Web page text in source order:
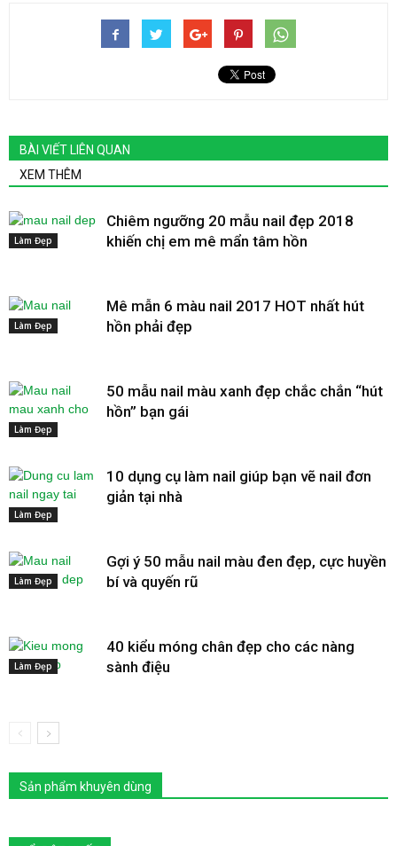
BÀI VIẾT LIÊN QUAN
XEM THÊM
Làm Đẹp
Chiêm ngưỡng 20 mẫu nail đẹp 2018
khiến chị em mê mẩn tâm hồn
Làm Đẹp
Mê mẫn 6 màu nail 2017 HOT nhất hút
hồn phải đẹp
Làm Đẹp
50 mẫu nail màu xanh đẹp chắc chắn “hút
hồn” bạn gái
Làm Đẹp
10 dụng cụ làm nail giúp bạn vẽ nail đơn
giản tại nhà
Làm Đẹp
Gợi ý 50 mẫu nail màu đen đẹp, cực huyền
bí và quyến rũ
Làm Đẹp
40 kiểu móng chân đẹp cho các nàng
sành điệu
Sản phẩm khuyên dùng